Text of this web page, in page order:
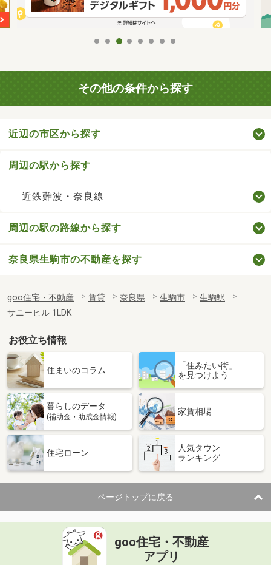
その他の条件から探す
近辺の市区から探す
周辺の駅から探す
近鉄難波・奈良線
周辺の駅の路線から探す
奈良県生駒市の不動産を探す
goo住宅・不動産 賃貸 奈良県 生駒市
生駒駅
サニーヒル 1LDK
お役立ち情報
住まいのコラム
「住みたい街」
を見つけよう
暮らしのデータ
(補助金・助成金情報)
家賃相場
住宅ローン
人気タウン
ランキング
ページトップに戻る
goo住宅・不動産
アプリ